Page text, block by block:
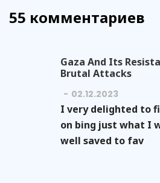
55 комментариев
Gaza And Its
Brutal Attacks
02.12.2023
I very delighted to
on bing just what I
well saved to fav